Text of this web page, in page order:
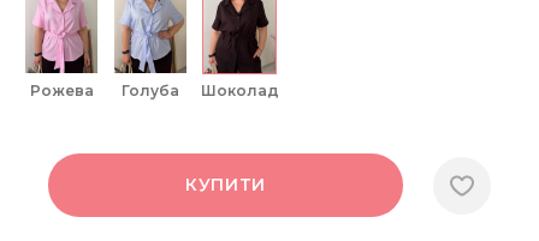
рожева голуба шоколад
КУПИТИ